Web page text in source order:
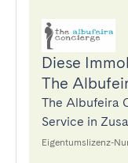
Diese
The
The Albufeira
Service in
Eigentumslizenz-